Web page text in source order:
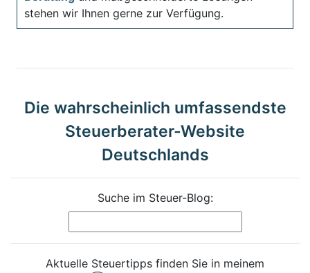
stehen wir Ihnen gerne zur Verfügung.
Die wahrscheinlich umfassendste
Steuerberater-Website
Deutschlands
Suche im Steuer-Blog:
Aktuelle Steuertipps finden Sie in meinem